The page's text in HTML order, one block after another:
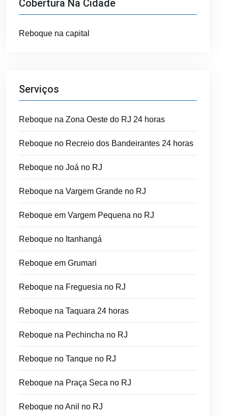
Cobertura Na Cidade
Reboque na capital
Serviços
Reboque na Zona Oeste do RJ 24 horas
Reboque no Recreio dos Bandeirantes 24 horas
Reboque no Joá no RJ
Reboque na Vargem Grande no RJ
Reboque em Vargem Pequena no RJ
Reboque no Itanhangá
Reboque em Grumari
Reboque na Freguesia no RJ
Reboque na Taquara 24 horas
Reboque na Pechincha no RJ
Reboque no Tanque no RJ
Reboque na Praça Seca no RJ
Reboque no Anil no RJ